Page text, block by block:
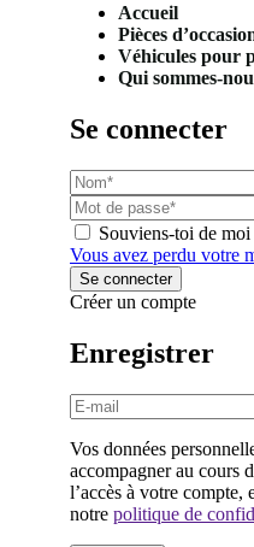
Accueil
Pièces
Véhicules pour
Qui sommes-
Se connecter
Souviens-toi de moi
Vous avez perdu votre
Créer un compte
Enregistrer
Vos données
accompagner au cours
l’accès à votre compte,
notre politique de